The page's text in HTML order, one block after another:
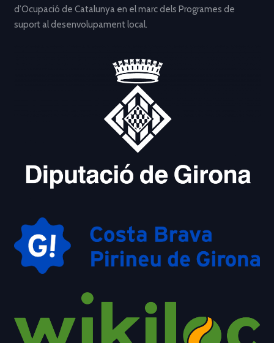
d’Ocupació de Catalunya en el marc dels Programes de
suport al desenvolupament local.